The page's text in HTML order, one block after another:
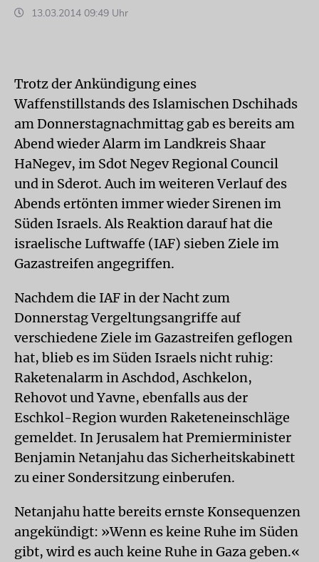
13.03.2014 09:49 Uhr
Trotz der Ankündigung eines
Waffenstillstands des Islamischen Dschihads
am Donnerstagnachmittag gab es bereits am
Abend wieder Alarm im Landkreis Shaar
HaNegev, im Sdot Negev Regional Council
und in Sderot. Auch im weiteren Verlauf des
Abends ertönten immer wieder Sirenen im
Süden Israels. Als Reaktion darauf hat die
israelische Luftwaffe (IAF) sieben Ziele im
Gazastreifen angegriffen.
Nachdem die IAF in der Nacht zum
Donnerstag Vergeltungsangriffe auf
verschiedene Ziele im Gazastreifen geflogen
hat, blieb es im Süden Israels nicht ruhig:
Raketenalarm in Aschdod, Aschkelon,
Rehovot und Yavne, ebenfalls aus der
Eschkol-Region wurden Raketeneinschläge
gemeldet. In Jerusalem hat Premierminister
Benjamin Netanjahu das Sicherheitskabinett
zu einer Sondersitzung einberufen.
Netanjahu hatte bereits ernste Konsequenzen
angekündigt: »Wenn es keine Ruhe im Süden
gibt, wird es auch keine Ruhe in Gaza geben.«